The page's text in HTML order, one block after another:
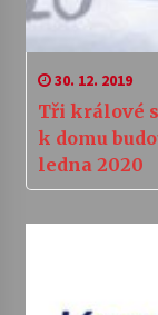
30. 12. 2019
Tři králové
k domu
ledna 2020